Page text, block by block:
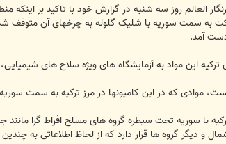
العالم روز سه شنبه در گزارش خود با تاکید بر
به سمت سوریه با شلیک گلوله به چرخهای آن متوقف
آمد.
ترکیه این مواد به آزمایشگاه های ویژه سلاح های
موادی که در این کامیونها در مرز ترکیه به سمت
با سوریه تحت سیطره گروه های مسلح افراط گرا
و دیگر گروه ها قرار دارد که از لحاظ اطلاعاتی به